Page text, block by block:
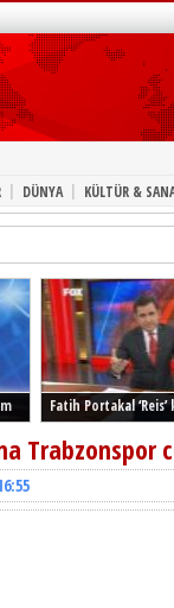
| DÜNYA | KÜLTÜR &
Fatih Portakal
Trabzonspor